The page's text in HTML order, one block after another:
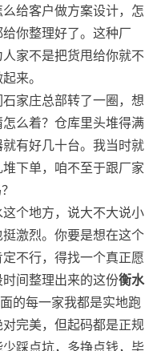
给客户做方案设计，怎
你整理好了。这种厂
家不是把货甩给你就不
来。
家庄总部转了一圈，想
么着？仓库里头堆得满
有好几十台。我当时就
下单，咱不至于跟厂家
个地方，说大不大说小
激烈。你要是想在这个
不行，得找一个真正愿
间整理出来的这份衡水
的每一家我都是实地跑
完美，但起码都是正规
踩点坑，多挣点钱，毕